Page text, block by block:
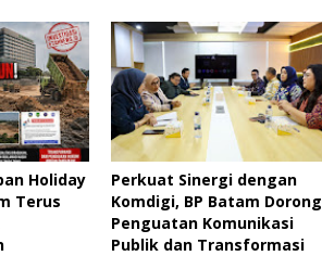
Holiday
Terus
Perkuat Sinergi dengan
Komdigi, BP Batam Dorong
Penguatan Komunikasi
Publik dan Transformasi